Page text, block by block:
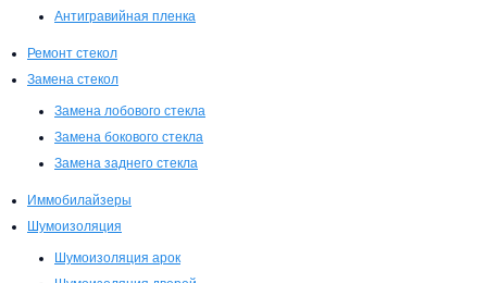
Антигравийная пленка
Ремонт стекол
Замена стекол
Замена лобового стекла
Замена бокового стекла
Замена заднего стекла
Иммобилайзеры
Шумоизоляция
Шумоизоляция арок